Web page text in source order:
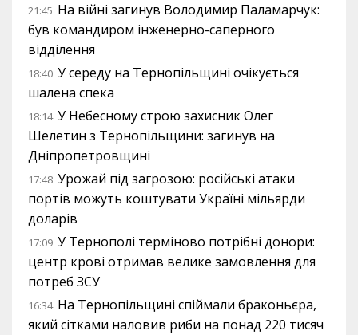
21:45 На війні загинув Володимир Паламарчук:
був командиром інженерно-саперного
відділення
18:40 У середу на Тернопільщині очікується
шалена спека
18:14 У Небесному строю захисник Олег
Шелетин з Тернопільщини: загинув на
Дніпропетровщині
17:48 Урожай під загрозою: російські атаки
портів можуть коштувати Україні мільярди
доларів
17:09 У Тернополі терміново потрібні донори:
центр крові отримав велике замовлення для
потреб ЗСУ
16:34 На Тернопільщині спіймали браконьєра,
який сітками наловив риби на понад 220 тисяч